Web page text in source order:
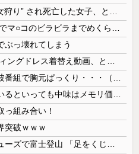
ぶっ壊れてしまう
っ組み合い！
突破ｗｗｗ